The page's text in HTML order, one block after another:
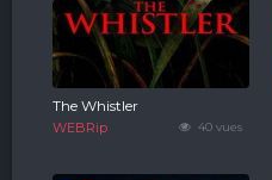
40 vues
The Whistler
WEBRip